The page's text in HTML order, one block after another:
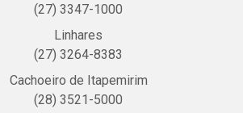
(27) 3347-1000
Linhares
(27) 3264-8383
Cachoeiro de Itapemirim
(28) 3521-5000